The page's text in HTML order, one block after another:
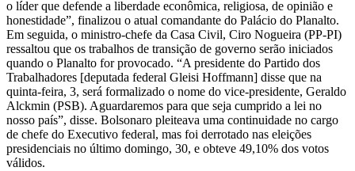
o líder que defende a liberdade econômica, religiosa, de opinião e
honestidade”, finalizou o atual comandante do Palácio do Planalto.
Em seguida, o ministro-chefe da Casa Civil, Ciro Nogueira (PP-PI)
ressaltou que os trabalhos de transição de governo serão iniciados
quando o Planalto for provocado. “A presidente do Partido dos
Trabalhadores [deputada federal Gleisi Hoffmann] disse que na
quinta-feira, 3, será formalizado o nome do vice-presidente, Geraldo
Alckmin (PSB). Aguardaremos para que seja cumprido a lei no
nosso país”, disse. Bolsonaro pleiteava uma continuidade no cargo
de chefe do Executivo federal, mas foi derrotado nas eleições
presidenciais no último domingo, 30, e obteve 49,10% dos votos
válidos.